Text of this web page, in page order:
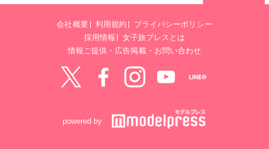
会社概要 利用規約
プライバシーポリシー
採用情報
女子旅プレスとは
情報ご提供・広告掲載・お問い合わせ
powered by